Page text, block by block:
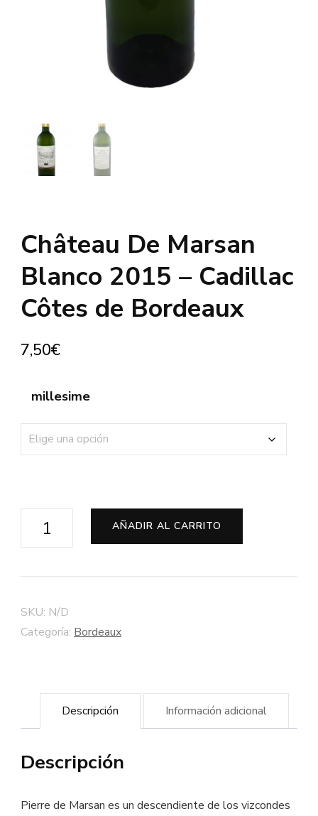
Château De Marsan
Blanco 2015 – Cadillac
Côtes de Bordeaux
7,50€
millesime
Château
2015
-
Bordeaux
AÑADIR AL CARRITO
SKU: N/D
Categoría: Bordeaux
Descripción Información adicional
Descripción
Pierre de Marsan es un descendiente de los vizcondes